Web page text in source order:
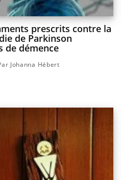
prescrits contre la
de Parkinson
de démence
Johanna Hébert